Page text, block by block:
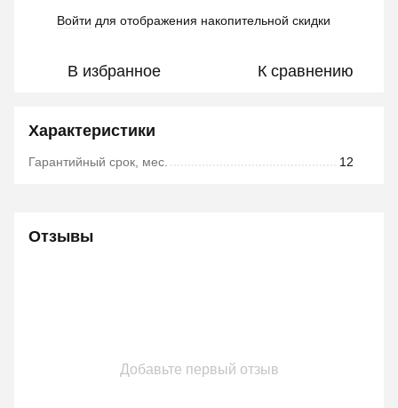
Войти для отображения накопительной скидки
В избранное К сравнению
Характеристики
Гарантийный срок, мес. 12
Отзывы
Добавьте первый отзыв